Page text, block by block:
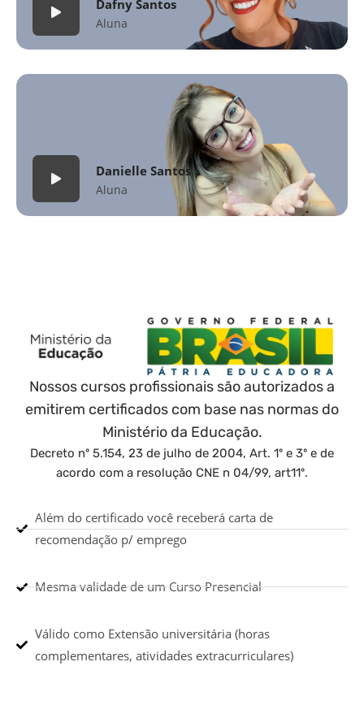
Dafny Santos
Aluna
Danielle Santos
Aluna
Nossos cursos profissionais são autorizados a
emitirem certificados com base nas normas do
Ministério da Educação.
Decreto nº 5.154, 23 de julho de 2004, Art. 1º e 3º e de
acordo com a resolução CNE n 04/99, art11º.
Além do certificado você receberá carta de
recomendação p/ emprego
Mesma validade de um Curso Presencial
Válido como Extensão universitária (horas
complementares, atividades extracurriculares)